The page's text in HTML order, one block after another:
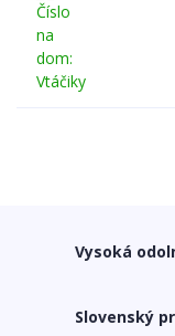
Vysoká
Slovenský